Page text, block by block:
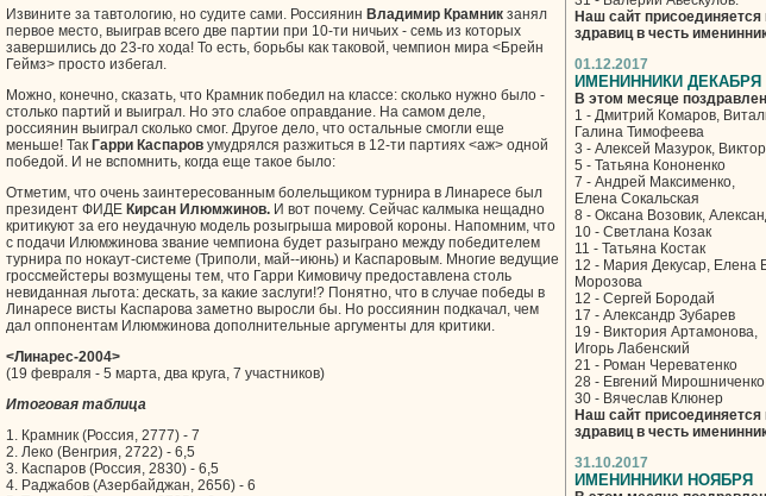
Извините за тавтологию, но судите сами. Россиянин Владимир Крамник занял
первое место, выиграв всего две партии при 10-ти ничьих - семь из которых
завершились до 23-го хода! То есть, борьбы как таковой, чемпион мира <Брейн
Геймз> просто избегал.
Можно, конечно, сказать, что Крамник победил на классе: сколько нужно было -
столько партий и выиграл. Но это слабое оправдание. На самом деле,
россиянин выиграл сколько смог. Другое дело, что остальные смогли еще
меньше! Так Гарри Каспаров умудрялся разжиться в 12-ти партиях <аж> одной
победой. И не вспомнить, когда еще такое было:
Отметим, что очень заинтересованным болельщиком турнира в Линаресе был
президент ФИДЕ Кирсан Илюмжинов. И вот почему. Сейчас калмыка нещадно
критикуют за его неудачную модель розыгрыша мировой короны. Напомним, что
с подачи Илюмжинова звание чемпиона будет разыграно между победителем
турнира по нокаут-системе (Триполи, май--июнь) и Каспаровым. Многие ведущие
гроссмейстеры возмущены тем, что Гарри Кимовичу предоставлена столь
невиданная льгота: дескать, за какие заслуги!? Понятно, что в случае победы в
Линаресе висты Каспарова заметно выросли бы. Но россиянин подкачал, чем
дал оппонентам Илюмжинова дополнительные аргументы для критики.
<Линарес-2004>
(19 февраля - 5 марта, два круга, 7 участников)
Итоговая таблица
1. Крамник (Россия, 2777) - 7
2. Леко (Венгрия, 2722) - 6,5
3. Каспаров (Россия, 2830) - 6,5
4. Раджабов (Азербайджан, 2656) - 6
Наш сайт
здравиц в честь
01.12.2017
ИМЕНИННИКИ ДЕКАБРЯ
В этом месяце
1 - Дмитрий Комаров,
Галина Тимофеева
3 - Алексей Мазурок,
5 - Татьяна Кононенко
7 - Андрей Максименко,
Елена Сокальская
8 - Оксана Возовик,
10 - Светлана Козак
11 - Татьяна Костак
12 - Мария Декусар, Елена
Морозова
12 - Сергей Бородай
17 - Александр Зубарев
19 - Виктория Артамонова,
Игорь Лабенский
21 - Роман Череватенко
28 - Евгений Мирошниченко
30 - Вячеслав Клюнер
Наш сайт
здравиц в честь
31.10.2017
ИМЕНИННИКИ НОЯБРЯ